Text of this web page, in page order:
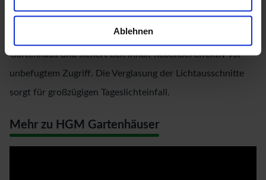
Ablehnen
Ihren großzügigen Abmessungen und dem
Massivholzrahmen für einen einfachen Zutritt in das
Gartenhaus und sichert den Inhalt nebenbei effektiv vor
unbefugtem Zugriff. Die Verglasung der Lichtausschnitte
sorgt für großzügigen Tageslichteinfall.
Mehr zu HGM Gartenhäuser